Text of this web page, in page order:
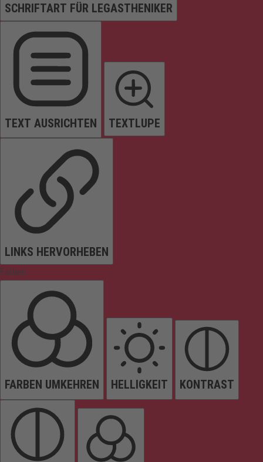
SCHRIFTART FÜR LEGASTHENIKER
TEXT AUSRICHTEN TEXTLUPE
LINKS HERVORHEBEN
Farben
FARBEN UMKEHREN HELLIGKEIT KONTRAST